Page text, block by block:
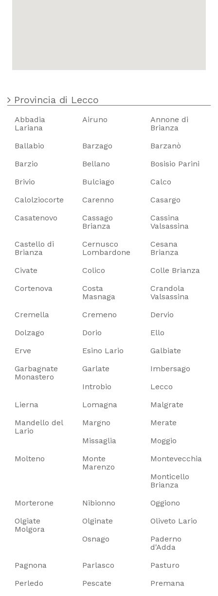
Provincia di Lecco
Abbadia
Lariana
Airuno
Annone di
Brianza
Ballabio
Barzago
Barzanò
Barzio
Bellano
Bosisio Parini
Brivio
Bulciago
Calco
Calolziocorte
Carenno
Casargo
Casatenovo
Cassago
Brianza
Cassina
Valsassina
Castello di
Brianza
Cernusco
Lombardone
Cesana
Brianza
Civate
Colico
Colle Brianza
Cortenova
Costa
Masnaga
Crandola
Valsassina
Cremella
Cremeno
Dervio
Dolzago
Dorio
Ello
Erve
Esino Lario
Galbiate
Garbagnate
Monastero
Garlate
Imbersago
Introbio
Lecco
Lierna
Lomagna
Malgrate
Mandello del
Lario
Margno
Merate
Missaglia
Moggio
Molteno
Monte
Marenzo
Montevecchia
Monticello
Brianza
Morterone
Nibionno
Oggiono
Olgiate
Molgora
Olginate
Oliveto Lario
Osnago
Paderno
d'Adda
Pagnona
Parlasco
Pasturo
Perledo
Pescate
Premana